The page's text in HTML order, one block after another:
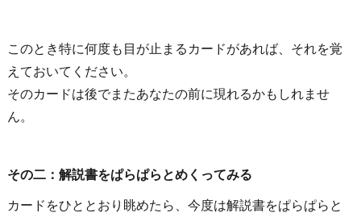
このとき特に何度も目が止まるカードがあれば、それを覚
えておいてください。
そのカードは後でまたあなたの前に現れるかもしれませ
ん。
その二：解説書をぱらぱらとめくってみる
カードをひととおり眺めたら、今度は解説書をぱらぱらと